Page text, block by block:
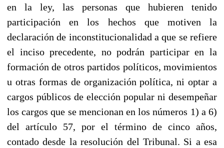
en la ley, las personas que hubieren tenido
participación en los hechos que motiven la
declaración de inconstitucionalidad a que se refiere
el inciso precedente, no podrán participar en la
formación de otros partidos políticos, movimientos
u otras formas de organización política, ni optar a
cargos públicos de elección popular ni desempeñar
los cargos que se mencionan en los números 1) a 6)
del artículo 57, por el término de cinco años,
contado desde la resolución del Tribunal. Si a esa